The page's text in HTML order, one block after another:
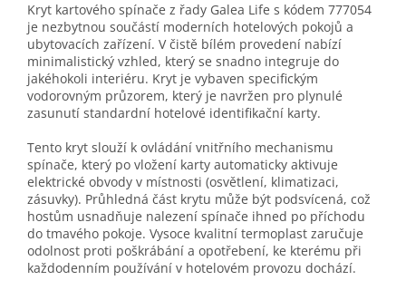
Kryt kartového spínače z řady Galea Life s kódem 777054
je nezbytnou součástí moderních hotelových pokojů a
ubytovacích zařízení. V čistě bílém provedení nabízí
minimalistický vzhled, který se snadno integruje do
jakéhokoli interiéru. Kryt je vybaven specifickým
vodorovným průzorem, který je navržen pro plynulé
zasunutí standardní hotelové identifikační karty.
Tento kryt slouží k ovládání vnitřního mechanismu
spínače, který po vložení karty automaticky aktivuje
elektrické obvody v místnosti (osvětlení, klimatizaci,
zásuvky). Průhledná část krytu může být podsvícená, což
hostům usnadňuje nalezení spínače ihned po příchodu
do tmavého pokoje. Vysoce kvalitní termoplast zaručuje
odolnost proti poškrábání a opotřebení, ke kterému při
každodenním používání v hotelovém provozu dochází.